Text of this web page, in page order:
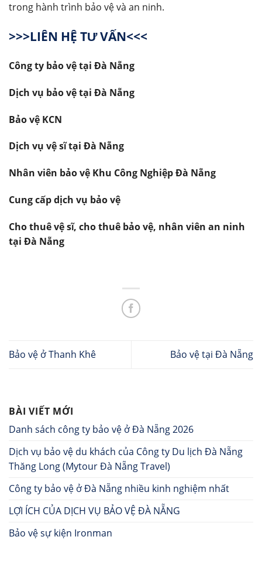
trong hành trình bảo vệ và an ninh.
>>>LIÊN HỆ TƯ VẤN<<<
Công ty bảo vệ tại Đà Nẵng
Dịch vụ bảo vệ tại Đà Nẵng
Bảo vệ KCN
Dịch vụ vệ sĩ tại Đà Nẵng
Nhân viên bảo vệ Khu Công Nghiệp Đà Nẵng
Cung cấp dịch vụ bảo vệ
Cho thuê vệ sĩ, cho thuê bảo vệ, nhân viên an ninh
tại Đà Nẵng
Bảo vệ ở Thanh Khê Bảo vệ tại Đà Nẵng
BÀI VIẾT MỚI
Danh sách công ty bảo vệ ở Đà Nẵng 2026
Dịch vụ bảo vệ du khách của Công ty Du lịch Đà Nẵng
Thăng Long (Mytour Đà Nẵng Travel)
Công ty bảo vệ ở Đà Nẵng nhiều kinh nghiệm nhất
LỢI ÍCH CỦA DỊCH VỤ BẢO VỆ ĐÀ NẴNG
Bảo vệ sự kiện Ironman